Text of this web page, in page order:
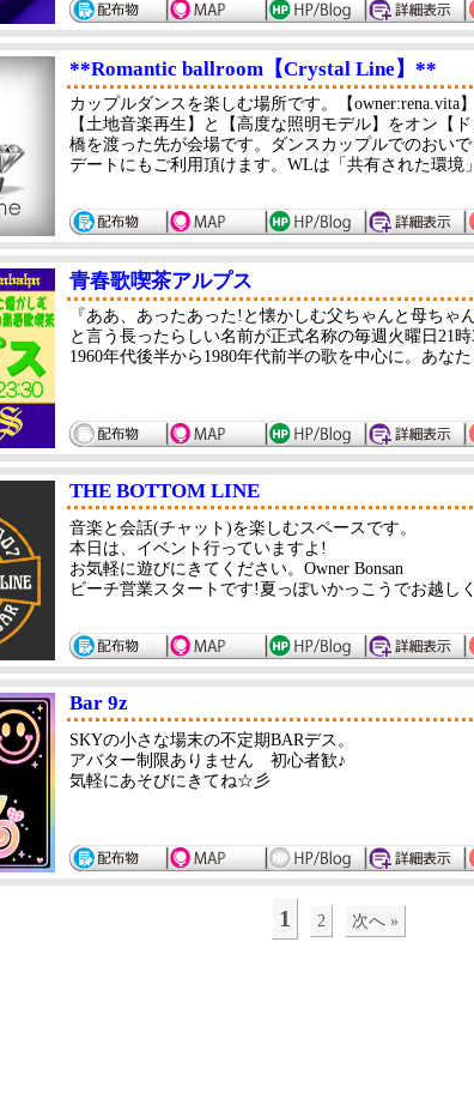
**Romantic ballroom【Crystal Line】**
カップルダンスを楽しむ場所です。【owner:rena.vita】
【土地音楽再生】と【高度な照明モデル】をオン【
橋を渡った先が会場です。ダンスカップルでのおいで
デートにもご利用頂けます。WLは「共有された環境
青春歌喫茶アルプス
『ああ、あったあった!と懐かしむ父ちゃんと母ちゃ
と言う長ったらしい名前が正式名称の毎週火曜日21時
1960年代後半から1980年代前半の歌を中心に。あな
THE BOTTOM LINE
音楽と会話(チャット)を楽しむスペースです。
本日は、イベント行っていますよ!
お気軽に遊びにきてください。Owner Bonsan
ビーチ営業スタートです!夏っぽいかっこうでお越し
Bar 9z
SKYの小さな場末の不定期BARデス。
アバター制限ありません 初心者歓♪
気軽にあそびにきてね☆彡
1 2 次へ »